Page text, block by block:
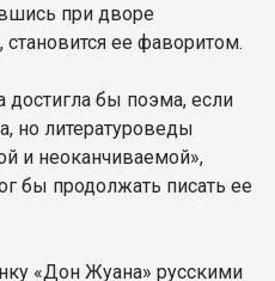
при дворе
ее фаворитом.
достигла бы поэма, если
но литературоведы
и неоканчиваемой»,
бы продолжать писать ее
«Дон Жуана» русскими